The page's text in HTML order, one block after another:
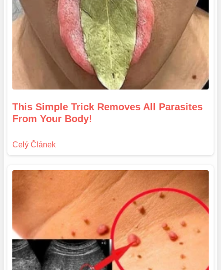
This Simple Trick Removes All Parasites
From Your Body!